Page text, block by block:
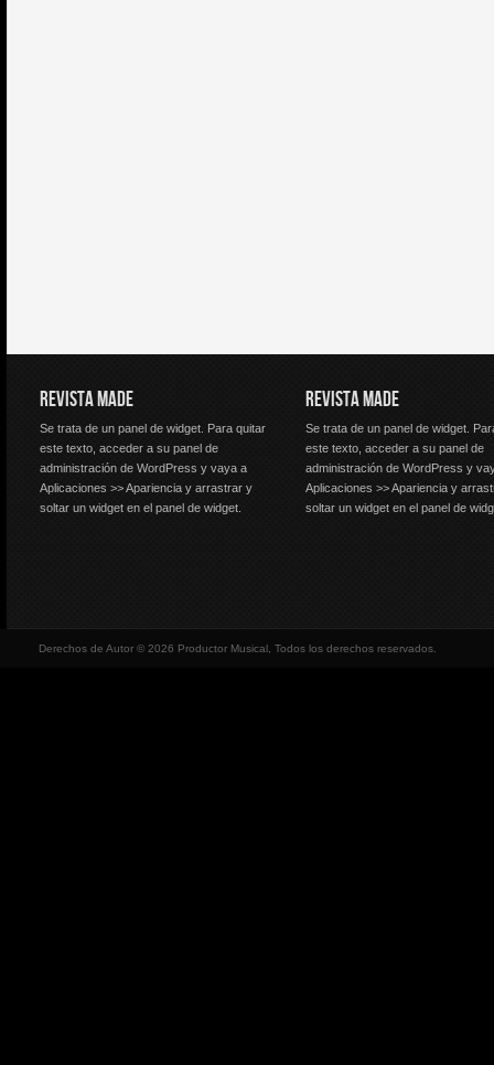
REVISTA MADE
Se trata de un panel de widget. Para quitar
este texto, acceder a su panel de
administración de WordPress y vaya a
Aplicaciones >> Apariencia y arrastrar y
soltar un widget en el panel de widget.
REVISTA MADE
Se trata de un panel de widget.
este texto, acceder a su panel de
administración de WordPress y
Aplicaciones >> Apariencia y
soltar un widget en el panel de
Derechos de Autor © 2026 Productor Musical, Todos los derechos reservados.